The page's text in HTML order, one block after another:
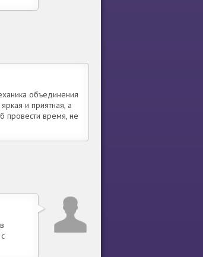
объединения
и приятная, а
провести время, не